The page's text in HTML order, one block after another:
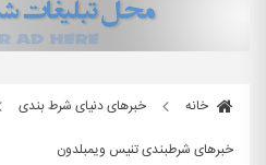
خانه
خبرهای دنیای شرط بندی
خبرهای شرطبندی تنیس ویمبلدون